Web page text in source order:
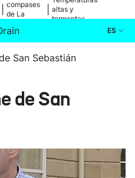
compases
de La
altas y
tormentas
ES
San Sebastián
de San